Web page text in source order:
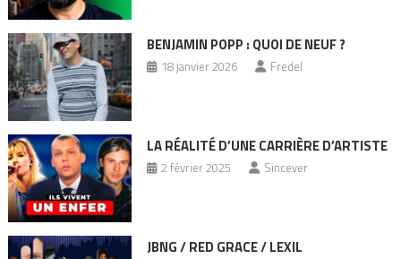
BENJAMIN POPP : QUOI DE NEUF ?
18 janvier 2026 Fredel
LA RÉALITÉ D’UNE CARRIÈRE D’ARTISTE
2 février 2025 Sincever
JBNG / RED GRACE / LEXIL